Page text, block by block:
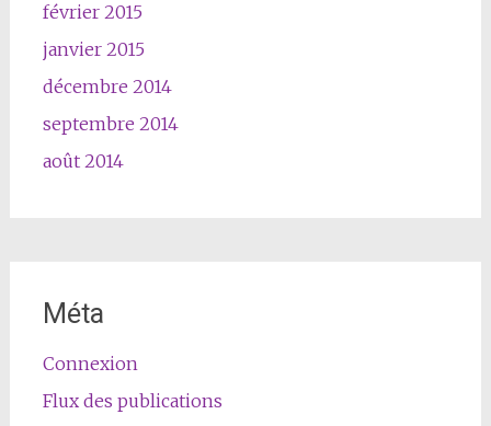
février 2015
janvier 2015
décembre 2014
septembre 2014
août 2014
Méta
Connexion
Flux des publications